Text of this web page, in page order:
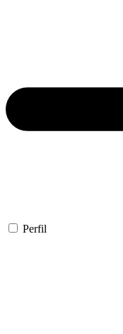
Perfil